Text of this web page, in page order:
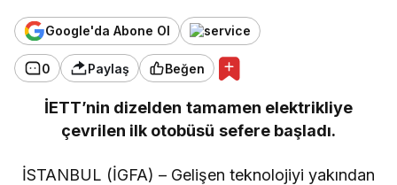
Google'da Abone Ol
0 Paylaş Beğen
İETT’nin dizelden tamamen elektrikliye
çevrilen ilk otobüsü sefere başladı.
İSTANBUL (İGFA) – Gelişen teknolojiyi yakından